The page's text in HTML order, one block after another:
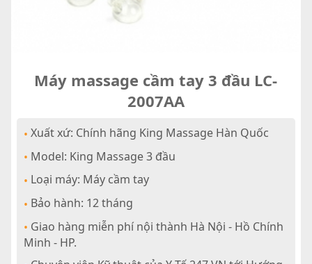
Máy massage cầm tay 3 đầu LC-
2007AA
• Xuất xứ: Chính hãng King Massage Hàn Quốc
• Model: King Massage 3 đầu
• Loại máy: Máy cầm tay
• Bảo hành: 12 tháng
• Giao hàng miễn phí nội thành Hà Nội - Hồ Chính
Minh - HP.